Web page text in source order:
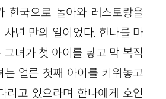
한국으로 돌아와 레스토랑을
사년 만의 일이었다. 한나를 마
녀가 첫 아이를 낳고 막 복직
는 얼른 첫째 아이를 키워놓고
리고 있으라며 한나에게 호언